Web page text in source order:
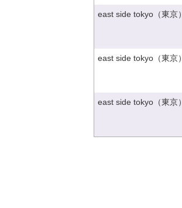
east side tokyo（東京）
east side tokyo（東京）
east side tokyo（東京）